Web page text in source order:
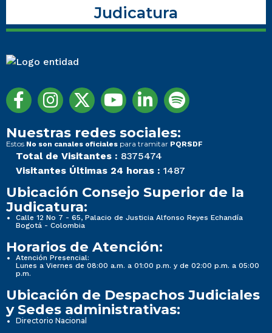
Judicatura
Nuestras redes sociales:
Estos No son canales oficiales para tramitar PQRSDF
Total de Visitantes : 8375474
Visitantes Últimas 24 horas : 1487
Ubicación Consejo Superior de la
Judicatura:
Calle 12 No 7 - 65, Palacio de Justicia Alfonso Reyes Echandía
Bogotá - Colombia
Horarios de Atención:
Atención Presencial:
Lunes a Viernes de 08:00 a.m. a 01:00 p.m. y de 02:00 p.m. a 05:00
p.m.
Ubicación de Despachos Judiciales
y Sedes administrativas:
Directorio Nacional